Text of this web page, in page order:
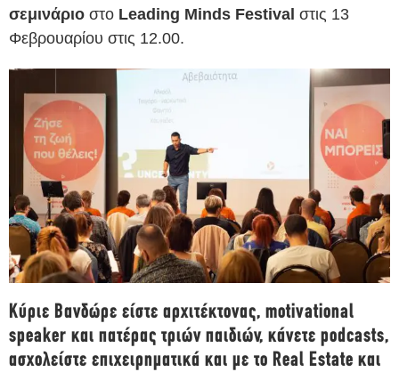
σεμινάριο στο Leading Minds Festival στις 13
Φεβρουαρίου στις 12.00.
Κύριε Βανδώρε είστε αρχιτέκτονας, motivational
speaker και πατέρας τριών παιδιών, κάνετε podcasts,
ασχολείστε επιχειρηματικά και με το Real Estate και